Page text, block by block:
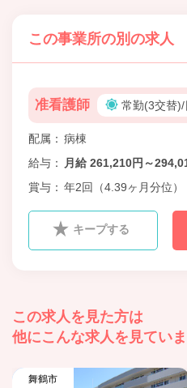
この事業所の別の求人
准看護師 常勤(3交替)/
配属
病棟
給与
月給 261,210円～
賞与
年2回（4.39ヶ月分位）
キープする
この求人を見た方は
他にこんな求人を見てい
舞鶴市